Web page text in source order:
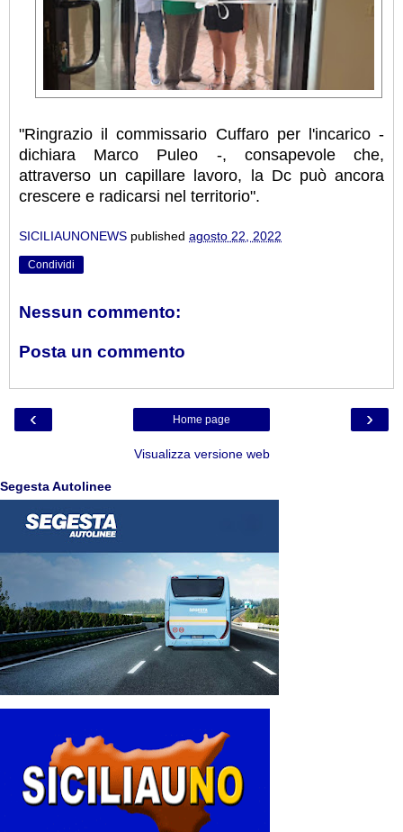
"Ringrazio il commissario Cuffaro per l'incarico -
dichiara Marco Puleo -, consapevole che,
attraverso un capillare lavoro, la Dc può ancora
crescere e radicarsi nel territorio".
SICILIAUNONEWS published agosto 22, 2022
Condividi
Nessun commento:
Posta un commento
‹ ›
Home page
Visualizza versione web
Segesta Autolinee